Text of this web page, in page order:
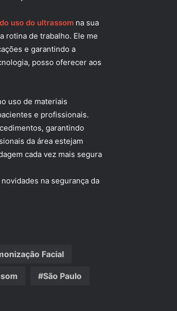
uso do ultrassom na sua
rotina de trabalho. Ele me
e garantindo a
posso oferecer aos
uso de materiais
e profissionais.
garantindo
da área estejam
cada vez mais segura
na segurança da
Facial
São Paulo